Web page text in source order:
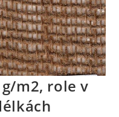
m2, role v